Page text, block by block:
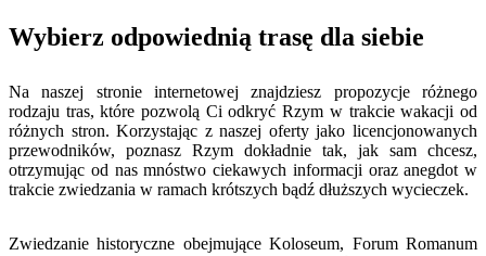
Wybierz odpowiednią trasę dla siebie
Na naszej stronie internetowej znajdziesz propozycje różnego
rodzaju tras, które pozwolą Ci odkryć Rzym w trakcie wakacji od
różnych stron. Korzystając z naszej oferty jako licencjonowanych
przewodników, poznasz Rzym dokładnie tak, jak sam chcesz,
otrzymując od nas mnóstwo ciekawych informacji oraz anegdot w
trakcie zwiedzania w ramach krótszych bądź dłuższych wycieczek.
Zwiedzanie historyczne obejmujące Koloseum, Forum Romanum